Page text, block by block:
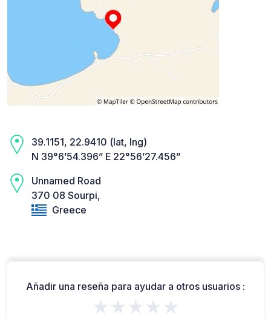
39.1151, 22.9410 (lat, lng)
N 39°6’54.396” E 22°56’27.456”
Unnamed Road
370 08 Sourpi,
Greece
Añadir una reseña para ayudar a otros usuarios :
★★★★★